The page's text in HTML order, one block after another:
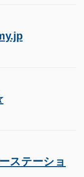
ステーショ